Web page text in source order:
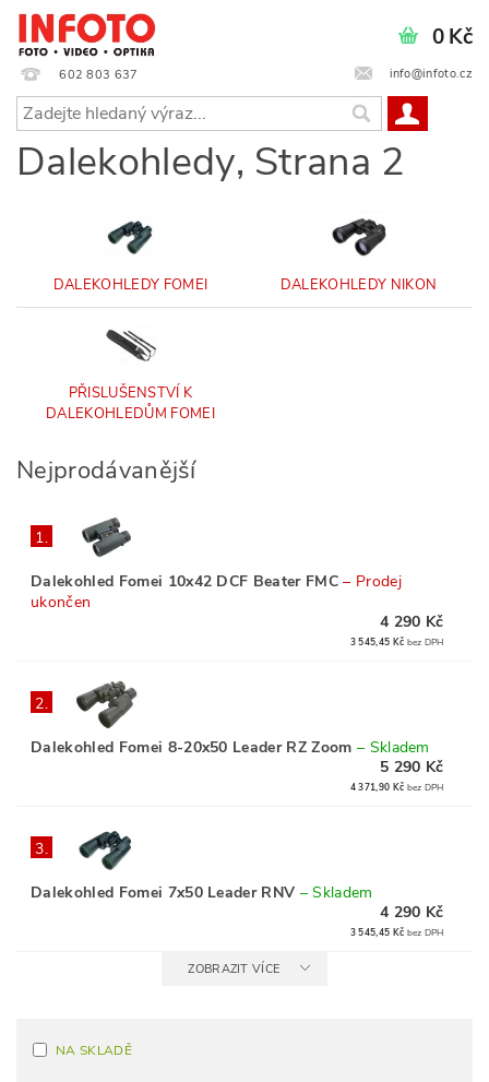
602 803 637 info@infoto.cz
0 Kč
Dalekohledy, Strana 2
DALEKOHLEDY FOMEI DALEKOHLEDY NIKON
PŘISLUŠENSTVÍ K
DALEKOHLEDŮM FOMEI
Nejprodávanější
1.
Dalekohled Fomei 10x42 DCF Beater FMC– Prodej
ukončen
4 290 Kč
3 545,45 Kč bez DPH
2.
Dalekohled Fomei 8-20x50 Leader RZ Zoom – Skladem
5 290 Kč
4 371,90 Kč bez DPH
3.
Dalekohled Fomei 7x50 Leader RNV –Skladem
4 290 Kč
3 545,45 Kč bez DPH
ZOBRAZIT VÍCE
NA SKLADĚ